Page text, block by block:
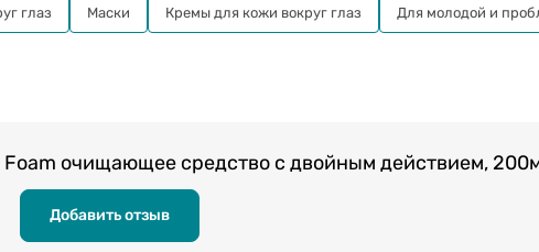
Foam очищающее средство с двойным действием,
Добавить отзыв
глаз Маски Кремы для кожи вокруг глаз Для молодой и